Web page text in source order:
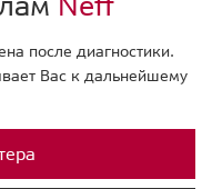
после диагностики.
Вас к дальнейшему